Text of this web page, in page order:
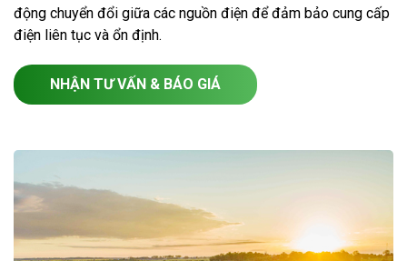
động chuyển đổi giữa các nguồn điện để đảm bảo cung cấp
điện liên tục và ổn định.
NHẬN TƯ VẤN & BÁO GIÁ